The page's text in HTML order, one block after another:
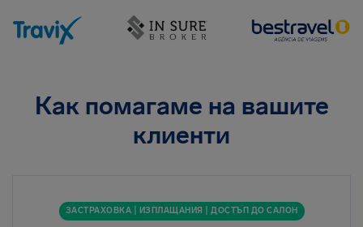
Как помагаме на вашите
клиенти
ЗАСТРАХОВКА | ИЗПЛАЩАНИЯ | ДОСТЪП ДО САЛОН